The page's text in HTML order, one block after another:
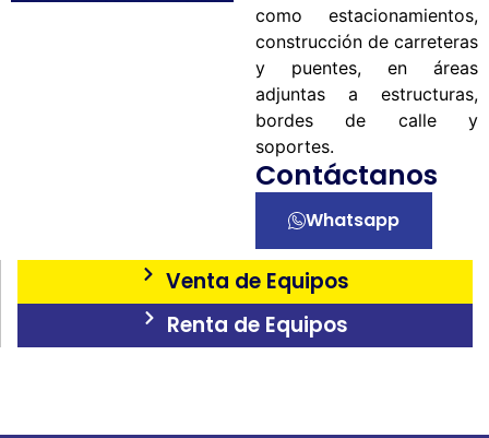
como estacionamientos,
construcción de carreteras
y puentes, en áreas
adjuntas a estructuras,
bordes de calle y
soportes.
Contáctanos
Whatsapp
Venta de Equipos
Renta de Equipos